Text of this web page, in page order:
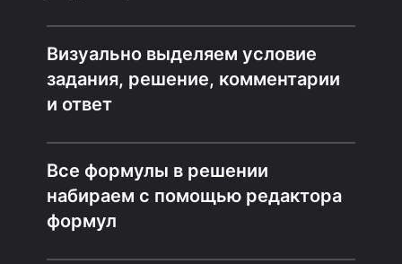
Визуально выделяем условие
задания, решение, комментарии
и ответ
Все формулы в решении
набираем с помощью редактора
формул